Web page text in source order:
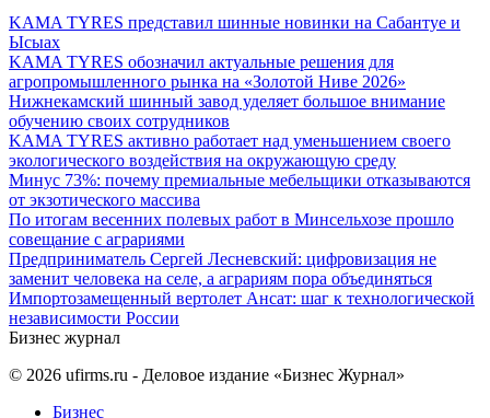
KAMA TYRES представил шинные новинки на Сабантуе и
Ысыах
KAMA TYRES обозначил актуальные решения для
агропромышленного рынка на «Золотой Ниве 2026»
Нижнекамский шинный завод уделяет большое внимание
обучению своих сотрудников
KAMA TYRES активно работает над уменьшением своего
экологического воздействия на окружающую среду
Минус 73%: почему премиальные мебельщики отказываются
от экзотического массива
По итогам весенних полевых работ в Минсельхозе прошло
совещание с аграриями
Предприниматель Сергей Лесневский: цифровизация не
заменит человека на селе, а аграриям пора объединяться
Импортозамещенный вертолет Ансат: шаг к технологической
независимости России
Бизнес журнал
© 2026 ufirms.ru - Деловое издание «Бизнес Журнал»
Бизнес